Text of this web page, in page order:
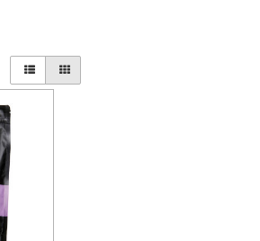
protein, og nogle typer
et opkog ved tilberedning. Hvis
doseringsvejledning og anvisning